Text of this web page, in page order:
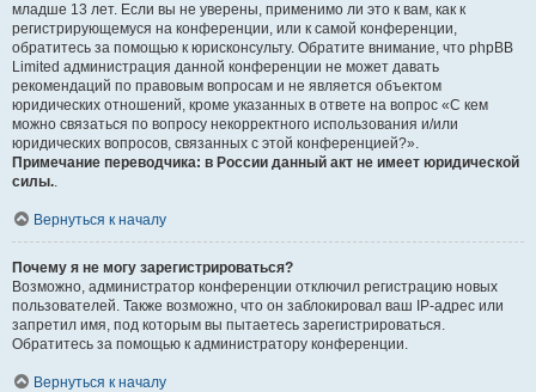
младше 13 лет. Если вы не уверены, применимо ли это к вам, как к
регистрирующемуся на конференции, или к самой конференции,
обратитесь за помощью к юрисконсульту. Обратите внимание, что phpBB
Limited администрация данной конференции не может давать
рекомендаций по правовым вопросам и не является объектом
юридических отношений, кроме указанных в ответе на вопрос «С кем
можно связаться по вопросу некорректного использования и/или
юридических вопросов, связанных с этой конференцией?».
Примечание переводчика: в России данный акт не имеет юридической
силы..
Вернуться к началу
Почему я не могу зарегистрироваться?
Возможно, администратор конференции отключил регистрацию новых
пользователей. Также возможно, что он заблокировал ваш IP-адрес или
запретил имя, под которым вы пытаетесь зарегистрироваться.
Обратитесь за помощью к администратору конференции.
Вернуться к началу